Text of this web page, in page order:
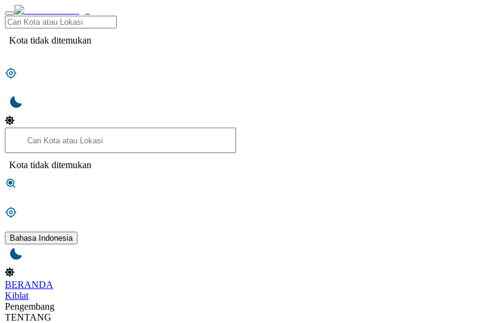
Kota tidak ditemukan
Kota tidak ditemukan
Bahasa Indonesia
BERANDA
Kiblat
Pengembang
TENTANG